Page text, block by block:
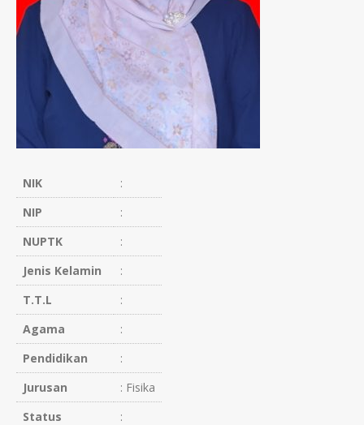
NIK
:
NIP
:
NUPTK
:
Jenis Kelamin
:
T.T.L
:
Agama
:
Pendidikan
:
Jurusan
: Fisika
Status
: